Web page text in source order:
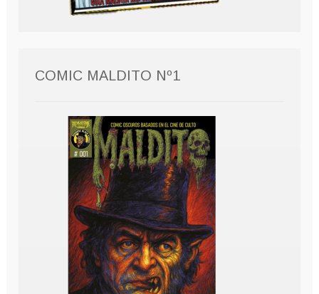
COMIC MALDITO Nº1